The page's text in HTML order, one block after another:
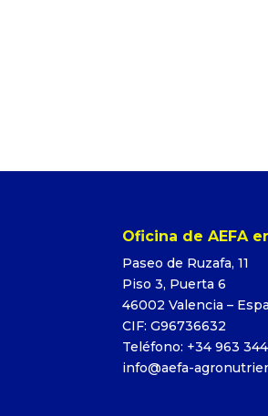
Oficina de AEFA
Paseo de Ruzafa, 11
Piso 3, Puerta 6
46002 Valencia –
CIF: G96736632
Teléfono: +34 963
info@aefa-